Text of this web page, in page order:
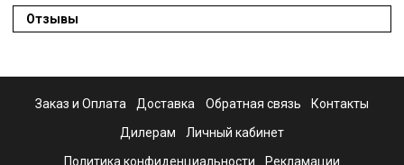
Отзывы
Заказ и Оплата Доставка Обратная связь Контакты
Дилерам Личный кабинет
Политика конфиденциальности Рекламации